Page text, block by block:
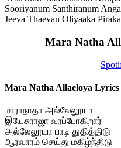
Sooriyanum Santhiranum
Jeeva Thaevan Oliyaaka
Mara Natha
Mara Natha Allaeloya
மாராநாதா அல்லேலூயா
இயேசுராஜா வரப்போகிறார்
அல்லேலூயா பாடி துதித்திடு
ஆரவாரம் செய்து மகிழ்ந்திடு